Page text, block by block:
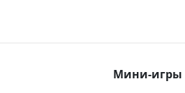
Мини-игры